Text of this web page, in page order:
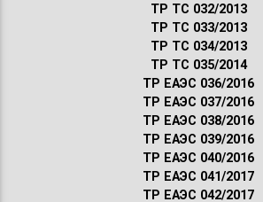
ТР ТС 032/2013
ТР ТС 033/2013
ТР ТС 034/2013
ТР ТС 035/2014
ТР ЕАЭС 036/2016
ТР ЕАЭС 037/2016
ТР ЕАЭС 038/2016
ТР ЕАЭС 039/2016
ТР ЕАЭС 040/2016
ТР ЕАЭС 041/2017
ТР ЕАЭС 042/2017